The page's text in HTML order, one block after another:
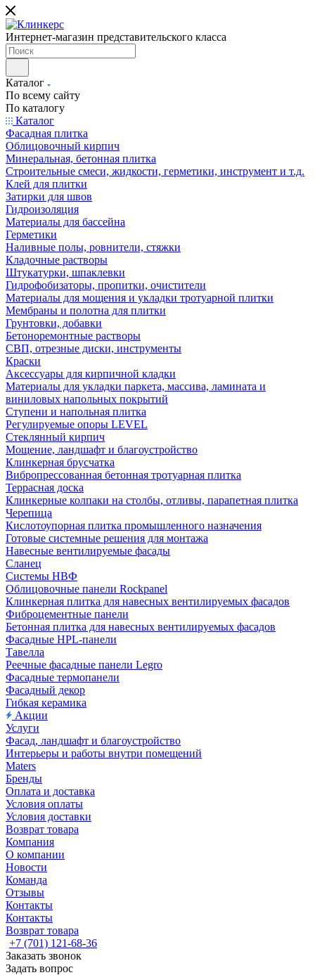
Интернет-магазин представительского класса
Каталог
По всему сайту
По каталогу
Каталог
Фасадная плитка
Облицовочный кирпич
Минеральная, бетонная плитка
Строительные смеси, жидкости, герметики, инструмент и т.д.
Клей для плитки
Затирки для швов
Гидроизоляция
Материалы для бассейна
Герметики
Наливные полы, ровнители, стяжки
Кладочные растворы
Штукатурки, шпаклевки
Гидрофобизаторы, пропитки, очистители
Материалы для мощения и укладки тротуарной плитки
Мембраны и полотна для плитки
Грунтовки, добавки
Бетоноремонтные растворы
СВП, отрезные диски, инструменты
Краски
Аксессуары для кирпичной кладки
Материалы для укладки паркета, массива, ламината и
виниловых напольных покрытий
Ступени и напольная плитка
Регулируемые опоры LEVEL
Cтеклянный кирпич
Мощение, ландшафт и благоустройство
Клинкерная брусчатка
Вибропрессованная бетонная тротуарная плитка
Террасная доска
Клинкерные колпаки на столбы, отливы, парапетная плитка
Черепица
Кислотоупорная плитка промышленного назначения
Готовые системные решения для монтажа
Навесные вентилируемые фасады
Сланец
Системы НВФ
Облицовочные панели Rockpanel
Клинкерная плитка для навесных вентилируемых фасадов
Фиброцементные панели
Бетонная плитка для навесных вентилируемых фасадов
Фасадные HPL-панели
Тавелла
Реечные фасадные панели Legro
Фасадные термопанели
Фасадный декор
Гибкая керамика
Акции
Услуги
Фасад, ландшафт и благоустройство
Интерьеры и работы внутри помещений
Maters
Бренды
Оплата и доставка
Условия оплаты
Условия доставки
Возврат товара
Компания
О компании
Новости
Команда
Отзывы
Контакты
Контакты
Возврат товара
+7 (701) 121-68-36
Заказать звонок
Задать вопрос